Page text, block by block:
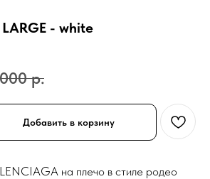
- white
р.
Добавить в корзину
на плечо в стиле родео